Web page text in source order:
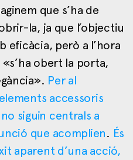
que s’ha de
la, ja que l’objectiu
eficàcia, però a l’hora
obert la porta,
Per al
accessoris
siguin centrals a
que acomplien. És
aparent d’una acció,